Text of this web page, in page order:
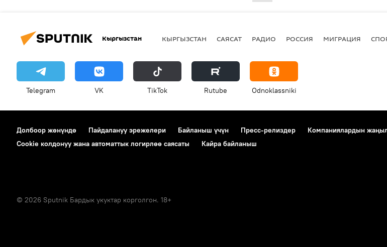
Кыргызстан КЫРГЫЗСТАН САЯСАТ РАДИО РОССИЯ МИГРАЦИЯ
Telegram VK ТikТоk Rutube Odnoklassniki
Долбоор жөнүндө Пайдалануу эрежелери Байланыш үчүн Пресс-релиздер Компаниялардын
Cookie колдонуу жана автоматтык логирлөө саясаты
Кайра байланыш
© 2026 Sputnik Бардык укуктар корголгон. 18+